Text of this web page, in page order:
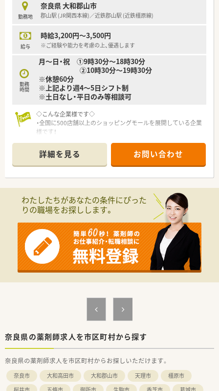
勤務地
奈良県 大和郡山市
郡山駅 (JR関西本線)／近鉄郡山駅 (近鉄橿原線)
給与
時給3,200円～3,500円
※ご経験や能力を考慮の上、優遇します
勤務
時間
月～日・祝 ①9時30分～18時30分
②10時30分～19時30分
※休憩60分
※上記より週4～5日シフト制
※土日なし・平日のみ等相談可
◇こんな企業様です◇
・全国に500店舗以上のショッピングモールを展開している企業
様です！
詳細を見る お問い合わせ
わたしたちがあなたの条件にぴった
りの職場をお探しします。
奈良県の薬剤師求人を市区町村から探す
奈良県の薬剤師求人を市区町村からお探しいただけます。
奈良市 大和高田市 大和郡山市 天理市
橿原市